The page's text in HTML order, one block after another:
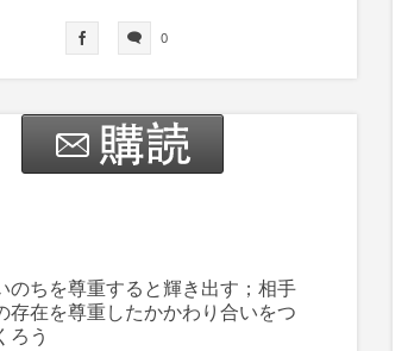
0
のちを尊重すると輝き出す；相手
存在を尊重したかかわり合いをつ
ろう